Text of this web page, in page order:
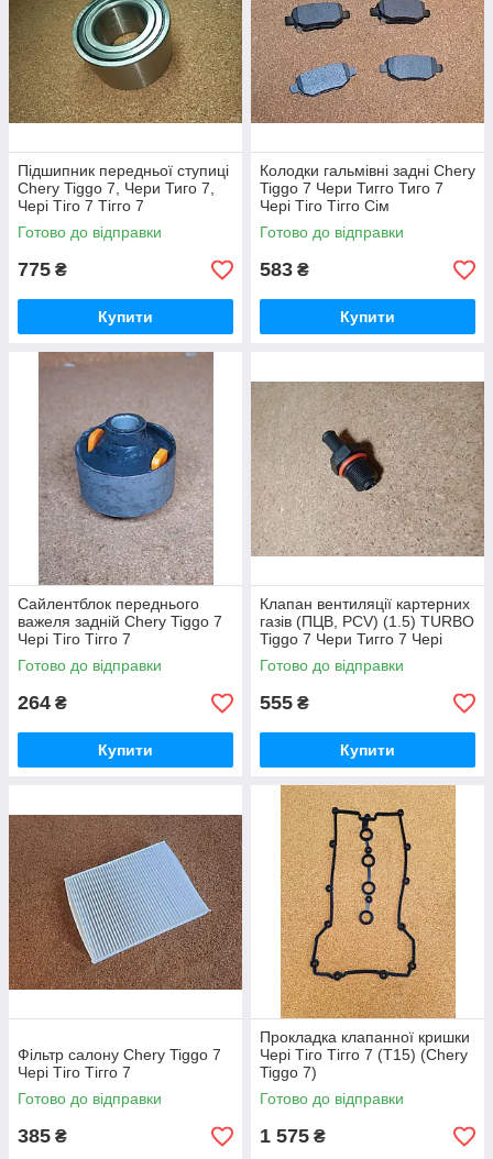
Підшипник передньої ступиці
Chery Tiggo 7, Чери Тиго 7,
Чері Тіго 7 Тігго 7
Готово до відправки
775 ₴
Купити
Колодки гальмівні задні Chery
Tiggo 7 Чери Тигго Тиго 7
Чері Тіго Тігго Сім
Готово до відправки
583 ₴
Купити
Сайлентблок переднього
важеля задній Chery Tiggo 7
Чері Тіго Тігго 7
Готово до відправки
264 ₴
Купити
Клапан вентиляції картерних
газів (ПЦВ, PCV) (1.5) TURBO
Tiggo 7 Чери Тигго 7 Чері
Тігго 7 Тіго 7
Готово до відправки
555 ₴
Купити
Фільтр салону Chery Tiggo 7
Чері Тіго Тігго 7
Готово до відправки
385 ₴
Прокладка клапанної кришки
Чері Тіго Тігго 7 (Т15) (Chery
Tiggo 7)
Готово до відправки
1 575 ₴